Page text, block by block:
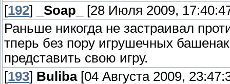
[192] _Soap_
[28 Июля 2009,
Раньше никогда не застраивал
тперь без пору игрушечных
представить свою игру.
[193] Buliba[04 Августа 2009,